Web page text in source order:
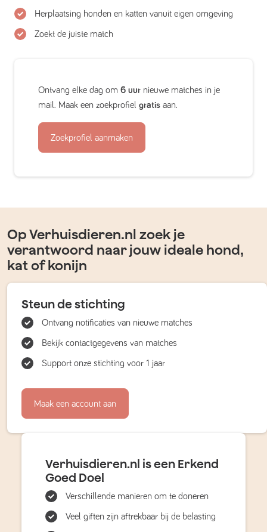
Herplaatsing honden en katten vanuit eigen omgeving
Zoekt de juiste match
Ontvang elke dag om 6 uur nieuwe matches in je
mail. Maak een zoekprofiel gratis aan.
Zoekprofiel aanmaken
Op Verhuisdieren.nl zoek je
verantwoord naar jouw ideale hond,
kat of konijn
Steun de stichting
Ontvang notificaties van nieuwe matches
Bekijk contactgegevens van matches
Support onze stichting voor 1 jaar
Maak een account aan
Verhuisdieren.nl is een Erkend
Goed Doel
Verschillende manieren om te doneren
Veel giften zijn aftrekbaar bij de belasting